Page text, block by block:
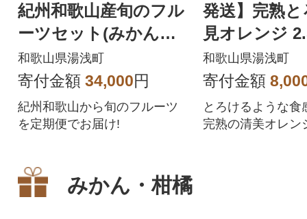
紀州和歌山産旬のフル
ーツセット(みかん・
なつみ・バレンシア)
全3回
和歌山県湯浅町
寄付金額 34,000円
紀州和歌山から旬のフルーツ
を定期便でお届け!
発送】完熟
見オレンジ
和歌山県湯浅町
寄付金額
とろけるような食
完熟の清美オレン
みかん・柑橘